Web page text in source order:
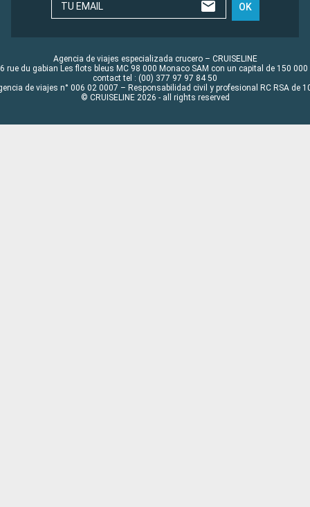
TU EMAIL OK
Agencia de viajes especializada crucero – CRUISELINE
rue du gabian Les flots bleus MC 98 000 Monaco SAM con un capital de 150 000
contact tel : (00) 377 97 97 84 50
de viajes n° 006 02 0007 – Responsabilidad civil y profesional RC RSA de
© CRUISELINE 2026 - all rights reserved